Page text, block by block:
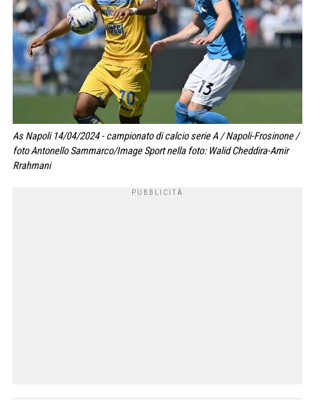
As Napoli 14/04/2024 - campionato di calcio serie A / Napoli-Frosinone /
foto Antonello Sammarco/Image Sport nella foto: Walid Cheddira-Amir
Rrahmani